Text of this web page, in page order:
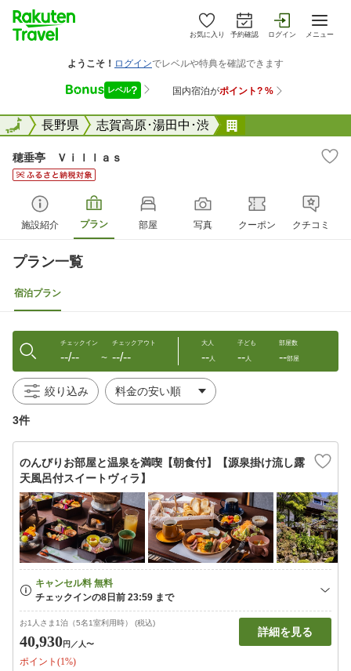
お気に入り 予約確認 ログイン メニュー
全国長野県 志賀高原･湯田中･渋
全国
穂垂亭 Ｖｉｌｌａｓ
施設紹介 プラン 部屋 写真 クーポン クチコミ
プラン一覧
宿泊プラン
チェックイン
--/-- 〜
チェックアウト
--/--
大人
--人
子ども
--人
部屋数
--部屋
絞り込み
3件
のんびりお部屋と温泉を満喫【朝食付】【源泉掛け流し露
天風呂付スイートヴィラ】
お1人さま1泊（5名1室利用時） (税込)
40,930円 ／人〜
ポイント(1%)
詳細を見る